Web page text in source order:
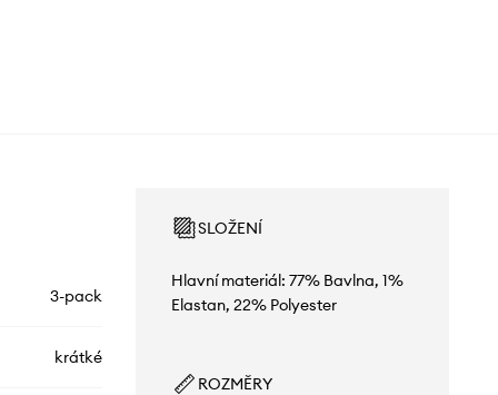
3-pack
krátké
SLOŽENÍ
Hlavní materiál: 77% Bavlna, 1%
Elastan, 22% Polyester
ROZMĚRY